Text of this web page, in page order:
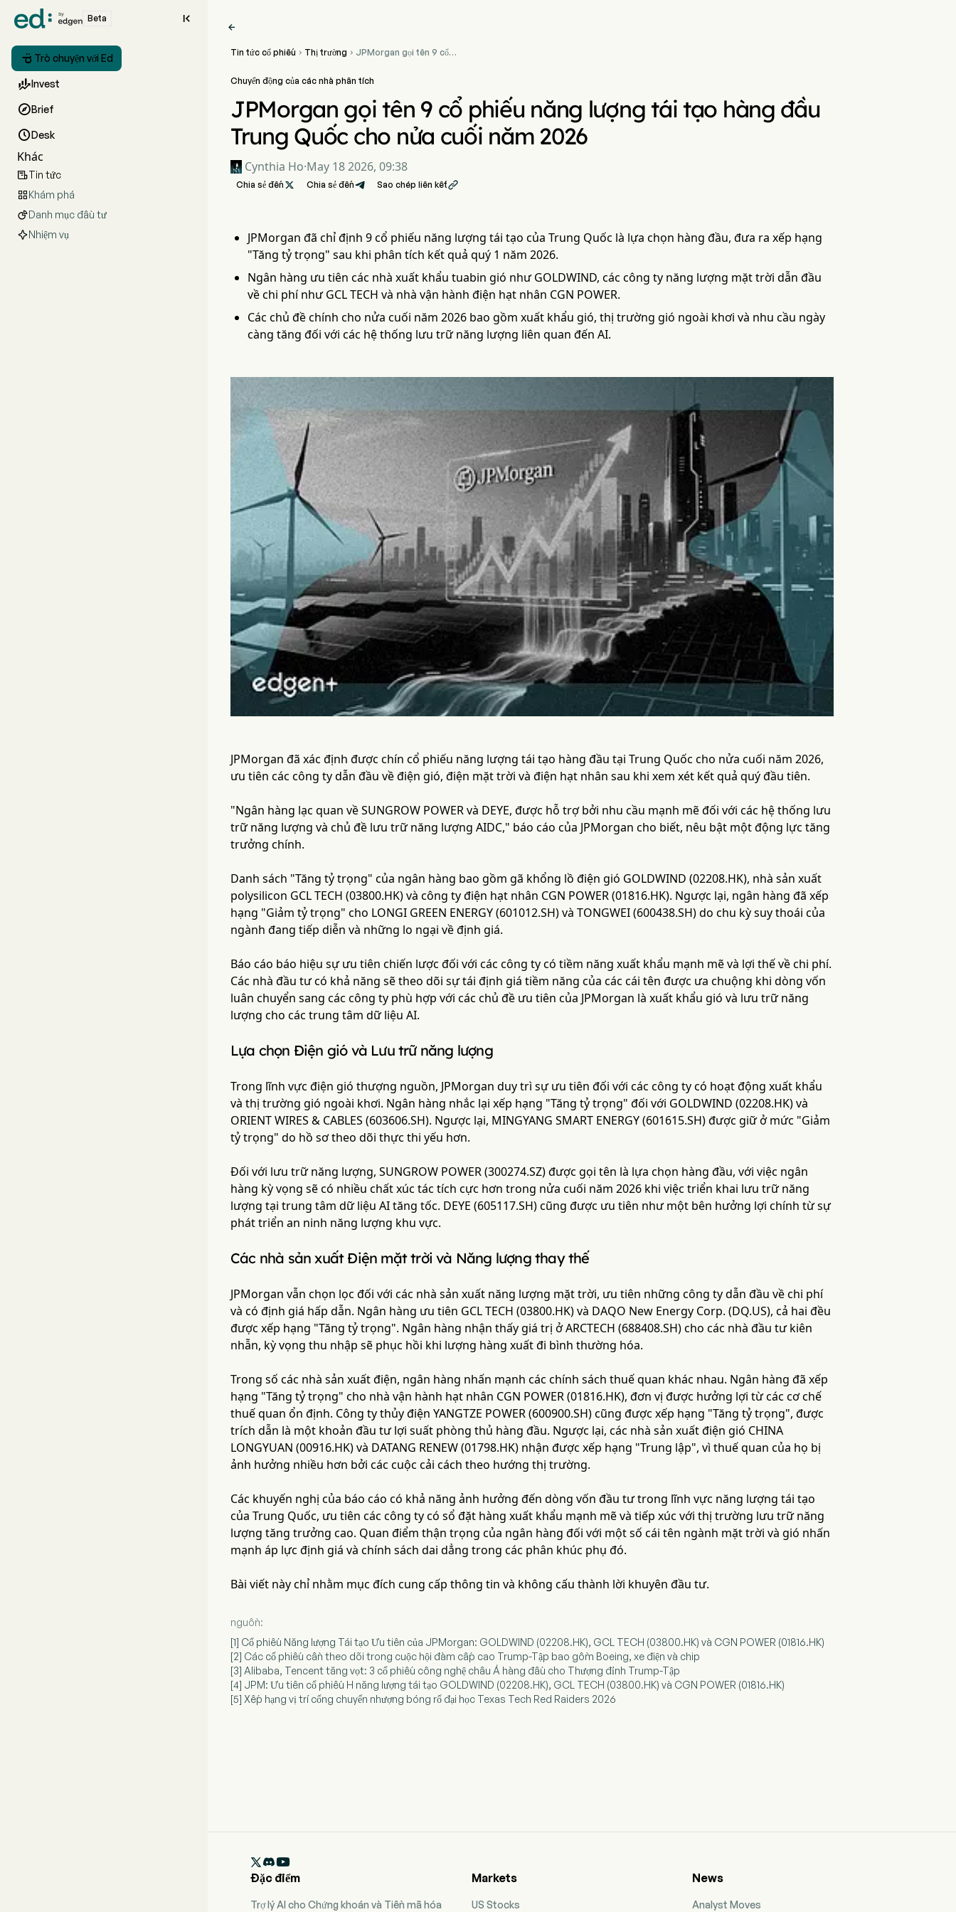
Beta 
 Trò chuyện với Ed
Invest
Brief
Desk
Khác
Tin tức
Khám phá
Danh mục đầu tư
Nhiệm vụ

Tin tức cổ phiếu  Thị trường  JPMorgan gọi tên 9 cổ
hàng đầu Trung Quốc cho
nửa cuối năm 2026
Chuyển động của các nhà phân tích
JPMorgan gọi tên 9 cổ phiếu năng lượng tái tạo hàng đầu
Trung Quốc cho nửa cuối năm 2026
Cynthia Ho·May 18 2026, 09:38
Chia sẻ đến  Chia sẻ đến Sao chép liên kết
JPMorgan đã chỉ định 9 cổ phiếu năng lượng tái tạo của Trung Quốc là lựa chọn hàng đầu, đưa ra xếp hạng
"Tăng tỷ trọng" sau khi phân tích kết quả quý 1 năm 2026.
Ngân hàng ưu tiên các nhà xuất khẩu tuabin gió như GOLDWIND, các công ty năng lượng mặt trời dẫn đầu
về chi phí như GCL TECH và nhà vận hành điện hạt nhân CGN POWER.
Các chủ đề chính cho nửa cuối năm 2026 bao gồm xuất khẩu gió, thị trường gió ngoài khơi và nhu cầu ngày
càng tăng đối với các hệ thống lưu trữ năng lượng liên quan đến AI.
JPMorgan đã xác định được chín cổ phiếu năng lượng tái tạo hàng đầu tại Trung Quốc cho nửa cuối năm 2026,
ưu tiên các công ty dẫn đầu về điện gió, điện mặt trời và điện hạt nhân sau khi xem xét kết quả quý đầu tiên.
"Ngân hàng lạc quan về SUNGROW POWER và DEYE, được hỗ trợ bởi nhu cầu mạnh mẽ đối với các hệ thống lưu
trữ năng lượng và chủ đề lưu trữ năng lượng AIDC," báo cáo của JPMorgan cho biết, nêu bật một động lực tăng
trưởng chính.
Danh sách "Tăng tỷ trọng" của ngân hàng bao gồm gã khổng lồ điện gió GOLDWIND (02208.HK), nhà sản xuất
polysilicon GCL TECH (03800.HK) và công ty điện hạt nhân CGN POWER (01816.HK). Ngược lại, ngân hàng đã xếp
hạng "Giảm tỷ trọng" cho LONGI GREEN ENERGY (601012.SH) và TONGWEI (600438.SH) do chu kỳ suy thoái của
ngành đang tiếp diễn và những lo ngại về định giá.
Báo cáo báo hiệu sự ưu tiên chiến lược đối với các công ty có tiềm năng xuất khẩu mạnh mẽ và lợi thế về chi phí.
Các nhà đầu tư có khả năng sẽ theo dõi sự tái định giá tiềm năng của các cái tên được ưa chuộng khi dòng vốn
luân chuyển sang các công ty phù hợp với các chủ đề ưu tiên của JPMorgan là xuất khẩu gió và lưu trữ năng
lượng cho các trung tâm dữ liệu AI.
Lựa chọn Điện gió và Lưu trữ năng lượng
Trong lĩnh vực điện gió thượng nguồn, JPMorgan duy trì sự ưu tiên đối với các công ty có hoạt động xuất khẩu
và thị trường gió ngoài khơi. Ngân hàng nhắc lại xếp hạng "Tăng tỷ trọng" đối với GOLDWIND (02208.HK) và
ORIENT WIRES & CABLES (603606.SH). Ngược lại, MINGYANG SMART ENERGY (601615.SH) được giữ ở mức "Giảm
tỷ trọng" do hồ sơ theo dõi thực thi yếu hơn.
Đối với lưu trữ năng lượng, SUNGROW POWER (300274.SZ) được gọi tên là lựa chọn hàng đầu, với việc ngân
hàng kỳ vọng sẽ có nhiều chất xúc tác tích cực hơn trong nửa cuối năm 2026 khi việc triển khai lưu trữ năng
lượng tại trung tâm dữ liệu AI tăng tốc. DEYE (605117.SH) cũng được ưu tiên như một bên hưởng lợi chính từ sự
phát triển an ninh năng lượng khu vực.
Các nhà sản xuất Điện mặt trời và Năng lượng thay thế
JPMorgan vẫn chọn lọc đối với các nhà sản xuất năng lượng mặt trời, ưu tiên những công ty dẫn đầu về chi phí
và có định giá hấp dẫn. Ngân hàng ưu tiên GCL TECH (03800.HK) và DAQO New Energy Corp. (DQ.US), cả hai đều
được xếp hạng "Tăng tỷ trọng". Ngân hàng nhận thấy giá trị ở ARCTECH (688408.SH) cho các nhà đầu tư kiên
nhẫn, kỳ vọng thu nhập sẽ phục hồi khi lượng hàng xuất đi bình thường hóa.
Trong số các nhà sản xuất điện, ngân hàng nhấn mạnh các chính sách thuế quan khác nhau. Ngân hàng đã xếp
hạng "Tăng tỷ trọng" cho nhà vận hành hạt nhân CGN POWER (01816.HK), đơn vị được hưởng lợi từ các cơ chế
thuế quan ổn định. Công ty thủy điện YANGTZE POWER (600900.SH) cũng được xếp hạng "Tăng tỷ trọng", được
trích dẫn là một khoản đầu tư lợi suất phòng thủ hàng đầu. Ngược lại, các nhà sản xuất điện gió CHINA
LONGYUAN (00916.HK) và DATANG RENEW (01798.HK) nhận được xếp hạng "Trung lập", vì thuế quan của họ bị
ảnh hưởng nhiều hơn bởi các cuộc cải cách theo hướng thị trường.
Các khuyến nghị của báo cáo có khả năng ảnh hưởng đến dòng vốn đầu tư trong lĩnh vực năng lượng tái tạo
của Trung Quốc, ưu tiên các công ty có sổ đặt hàng xuất khẩu mạnh mẽ và tiếp xúc với thị trường lưu trữ năng
lượng tăng trưởng cao. Quan điểm thận trọng của ngân hàng đối với một số cái tên ngành mặt trời và gió nhấn
mạnh áp lực định giá và chính sách dai dẳng trong các phân khúc phụ đó.
Bài viết này chỉ nhằm mục đích cung cấp thông tin và không cấu thành lời khuyên đầu tư.
nguồn:
[1] Cổ phiếu Năng lượng Tái tạo Ưu tiên của JPMorgan: GOLDWIND (02208.HK), GCL TECH (03800.HK) và CGN POWER (01816.HK)
[2] Các cổ phiếu cần theo dõi trong cuộc hội đàm cấp cao Trump-Tập bao gồm Boeing, xe điện và chip
[3] Alibaba, Tencent tăng vọt: 3 cổ phiếu công nghệ châu Á hàng đầu cho Thượng đỉnh Trump-Tập
[4] JPM: Ưu tiên cổ phiếu H năng lượng tái tạo GOLDWIND (02208.HK), GCL TECH (03800.HK) và CGN POWER (01816.HK)
[5] Xếp hạng vị trí cổng chuyển nhượng bóng rổ đại học Texas Tech Red Raiders 2026

Đặc điểm
Trợ lý AI cho Chứng khoán và Tiền mã hóa
Markets
US Stocks
News
Analyst Moves